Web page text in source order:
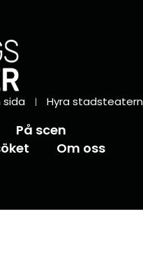
sida Hyra stadsteatern
På scen
Om oss